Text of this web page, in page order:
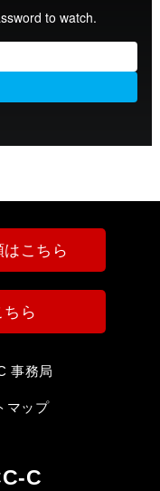
こちら
ちら
事務局
マップ
C